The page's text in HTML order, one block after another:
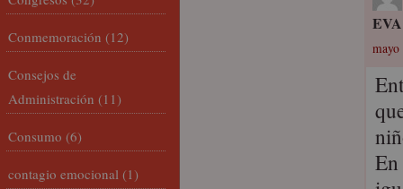
mayo
Conmemoración (12)
Consejos de
Administración (11)
Consumo (6)
contagio emocional (1)